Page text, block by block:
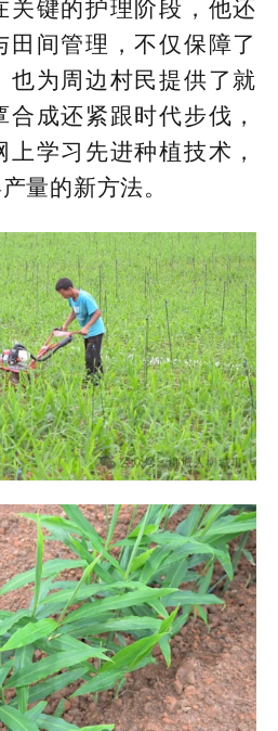
关键的护理阶段，他还
田间管理，不仅保障了
也为周边村民提供了就
成还紧跟时代步伐，
学习先进种植技术，
量的新方法。